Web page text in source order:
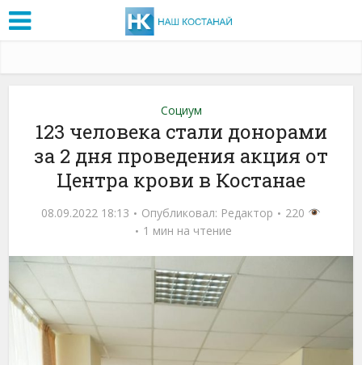
Социум
123 человека стали донорами
за 2 дня проведения акция от
Центра крови в Костанае
08.09.2022 18:13 Опубликовал: Редактор
220
1 мин на чтение